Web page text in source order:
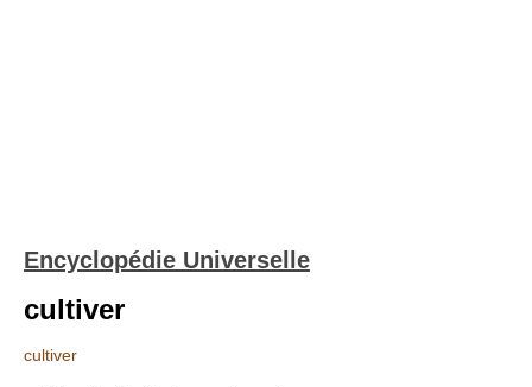
Encyclopédie Universelle
cultiver
cultiver